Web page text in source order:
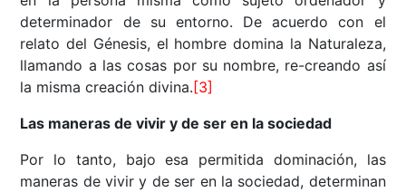
determinador de su entorno. De acuerdo con el
relato del Génesis, el hombre domina la Naturaleza,
llamando a las cosas por su nombre, re-creando así
la misma creación divina. [3]
Las maneras de vivir y de ser en la sociedad
Por lo tanto, bajo esa permitida dominación, las
maneras de vivir y de ser en la sociedad, determinan